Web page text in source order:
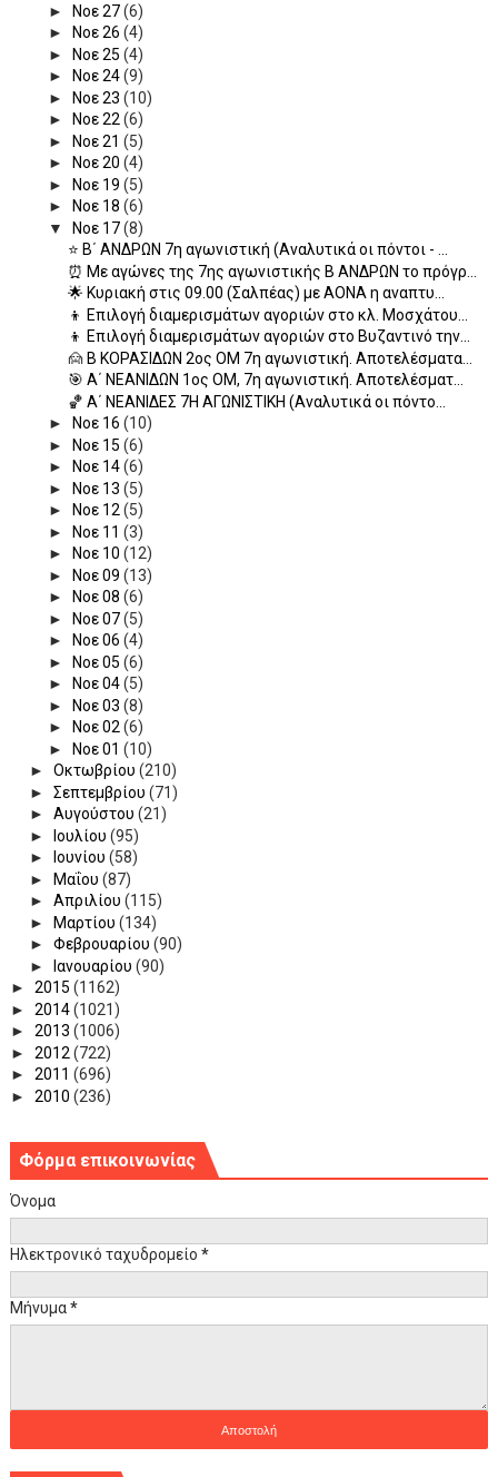
►
Νοε 27(6)
►
Νοε 26 (4)
►
Νοε 25 (4)
►
Νοε 24(9)
►
Νοε 23 (10)
►
Νοε 22(6)
►
Νοε 21 (5)
►
Νοε 20 (4)
►
Νοε 19 (5)
►
Νοε 18 (6)
▼
Νοε 17(8)
⭐ Β΄ ΑΝΔΡΩΝ 7η αγωνιστική (Αναλυτικά οι πόντοι - ...
⏰ Με αγώνες της 7ης αγωνιστικής Β ΑΝΔΡΩΝ το πρόγρ...
🌟 Κυριακή στις 09.00 (Σαλπέας) με ΑΟΝΑ η αναπτυ...
👦 Επιλογή διαμερισμάτων αγοριών στο κλ. Μοσχάτου...
👦 Επιλογή διαμερισμάτων αγοριών στο Βυζαντινό την...
🙍 Β ΚΟΡΑΣΙΔΩΝ 2ος ΟΜ 7η αγωνιστική. Αποτελέσματα...
🎯 A΄ ΝΕΑΝΙΔΩΝ 1ος ΟΜ, 7η αγωνιστική. Αποτελέσματ...
🏀 Α΄ ΝΕΑΝΙΔΕΣ 7Η ΑΓΩΝΙΣΤΙΚΗ (Αναλυτικά οι πόντο...
►
Νοε 16 (10)
►
Νοε 15 (6)
►
Νοε 14(6)
►
Νοε 13 (5)
►
Νοε 12(5)
►
Νοε 11 (3)
►
Νοε 10 (12)
►
Νοε 09 (13)
►
Νοε 08 (6)
►
Νοε 07(5)
►
Νοε 06 (4)
►
Νοε 05 (6)
►
Νοε 04(5)
►
Νοε 03 (8)
►
Νοε 02(6)
►
Νοε 01 (10)
► Οκτωβρίου (210)
► Σεπτεμβρίου (71)
► Αυγούστου (21)
►
Ιουλίου (95)
►
Ιουνίου (58)
►
Μαΐου (87)
► Απριλίου (115)
►
Μαρτίου (134)
► Φεβρουαρίου (90)
►
Ιανουαρίου (90)
► 2015 (1162)
► 2014(1021)
► 2013 (1006)
► 2012 (722)
► 2011 (696)
► 2010 (236)
Φόρμα επικοινωνίας
Όνομα
Ηλεκτρονικό ταχυδρομείο *
Μήνυμα*